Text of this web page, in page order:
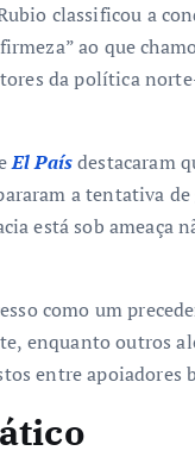
classificou a
ao que
da política
El Paísdestacaram
a tentativa
está sob ameaça
como um
enquanto outros
entre apoiadores